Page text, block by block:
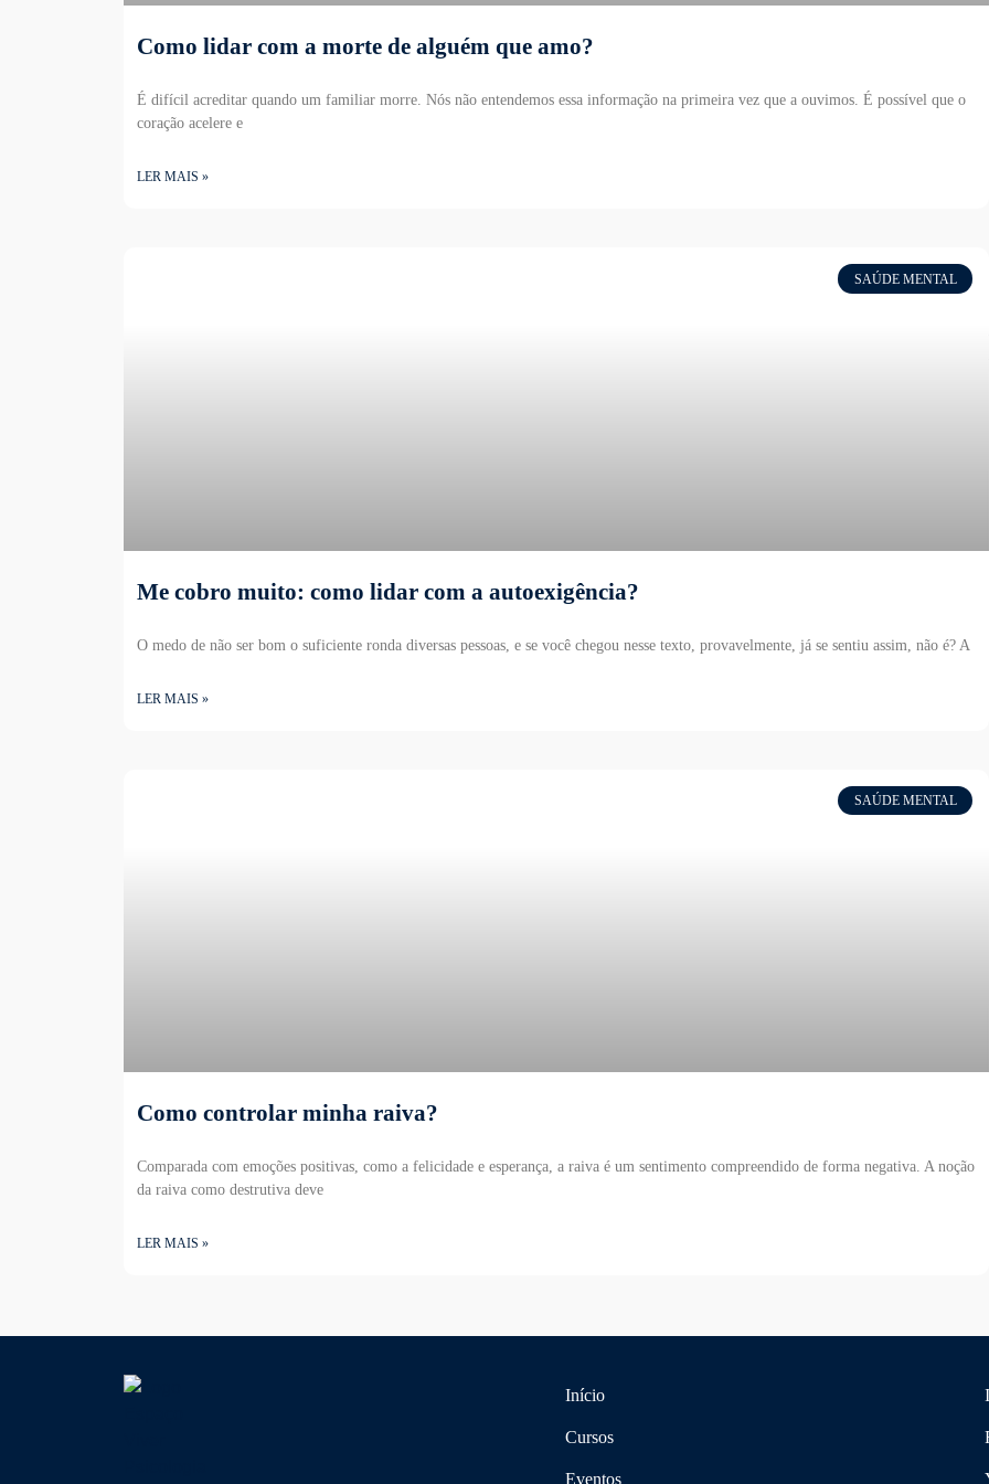
Como lidar com a morte de alguém que amo?
É difícil acreditar quando um familiar morre. Nós não entendemos essa informação na primeira vez que a ouvimos. É possível que o
coração acelere e
LER MAIS »
SAÚDE MENTAL
Me cobro muito: como lidar com a autoexigência?
O medo de não ser bom o suficiente ronda diversas pessoas, e se você chegou nesse texto, provavelmente, já se sentiu assim, não é? A
LER MAIS »
SAÚDE MENTAL
Como controlar minha raiva?
Comparada com emoções positivas, como a felicidade e esperança, a raiva é um sentimento compreendido de forma negativa. A noção
da raiva como destrutiva deve
LER MAIS »
Início
Cursos
Eventos